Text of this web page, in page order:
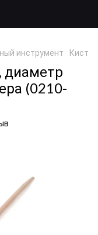
инструмент
диаметр
(0210-